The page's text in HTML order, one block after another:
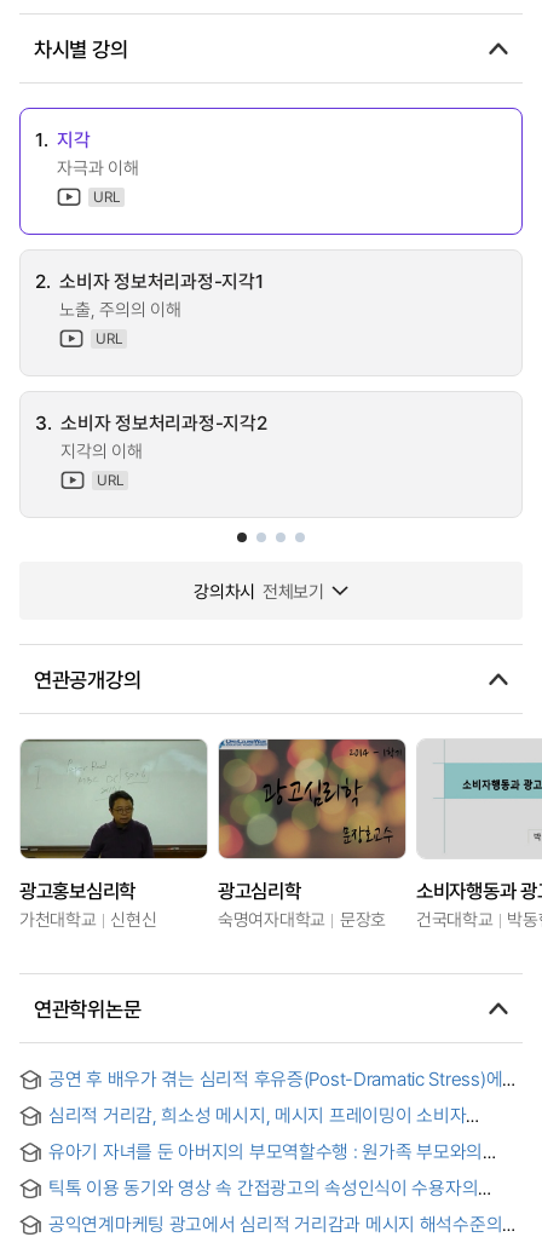
차시별 강의
1. 지각
자극과 이해
URL
2. 소비자 정보처리과정-지각1
노출, 주의의 이해
URL
3. 소비자 정보처리과정-지각2
지각의 이해
URL
강의차시 전체보기
연관공개강의
광고홍보심리학
가천대학교 신현신
광고심리학
숙명여자대학교 문장호
소비자행동과
건국대학교 박
연관학위논문
공연 후 배우가 겪는 심리적 후유증(Post-Dramatic Stress)에
심리적 거리감, 희소성 메시지, 메시지 프레이밍이 소비자
유아기 자녀를 둔 아버지의 부모역할수행 : 원가족 부모와의
Parenting Involvement among Father's with children in
early childhood
틱톡 이용 동기와 영상 속 간접광고의 속성인식이 수용자의
역할을 중심으로 = Effects of Motivation for TikTok Use and
공익연계마케팅 광고에서 심리적 거리감과 메시지 해석수준의